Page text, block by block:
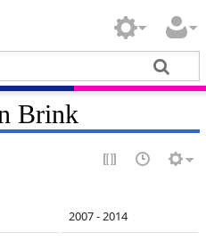
Brink
2007 - 2014